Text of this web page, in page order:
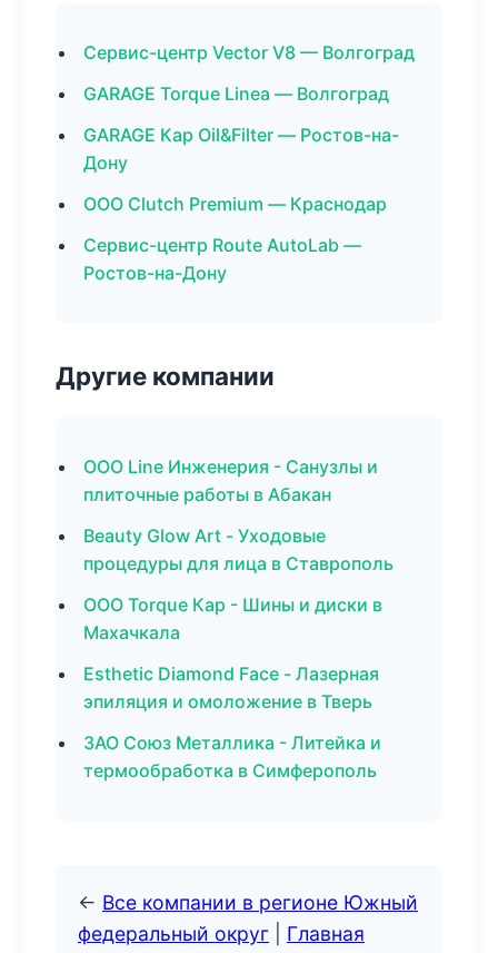
Сервис-центр Vector V8 — Волгоград
GARAGE Torque Linea — Волгоград
GARAGE Кар Oil&Filter — Ростов-на-
Дону
ООО Clutch Premium — Краснодар
Сервис-центр Route AutoLab —
Ростов-на-Дону
Другие компании
ООО Line Инженерия - Санузлы и
плиточные работы в Абакан
Beauty Glow Art - Уходовые
процедуры для лица в Ставрополь
ООО Torque Кар - Шины и диски в
Махачкала
Esthetic Diamond Face - Лазерная
эпиляция и омоложение в Тверь
ЗАО Союз Металлика - Литейка и
термообработка в Симферополь
← Все компании в регионе Южный
федеральный округ
Главная